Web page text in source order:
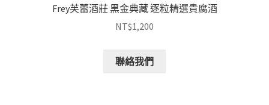
Frey芙蕾酒莊 黑金典藏 逐粒精選貴腐酒
NT$1,200
聯絡我們